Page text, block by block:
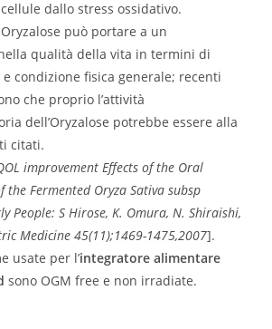
dallo stress ossidativo.
Oryzalose può portare a un
qualità della vita in termini di
condizione fisica generale; recenti
che proprio l’attività
dell’Oryzalose potrebbe essere alla
citati.
improvement Effects of the Oral
Fermented Oryza Sativa subsp
People: S Hirose, K. Omura, N. Shiraishi,
Medicine 45(11);1469-1475,2007].
usate per l’integratore alimentare
sono OGM free e non irradiate.